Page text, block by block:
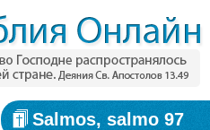
Salmos, salmo 97